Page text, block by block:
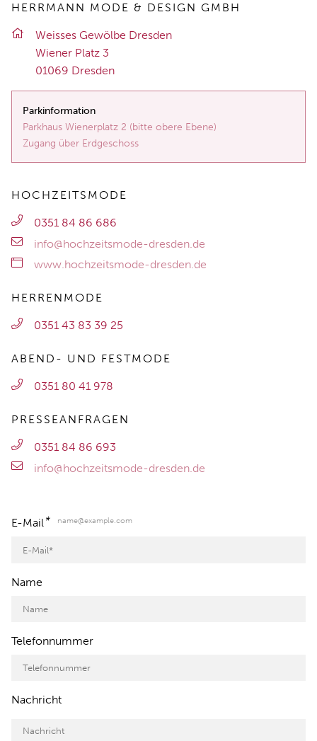
HERRMANN MODE & DESIGN GMBH
Weis­ses Ge­wöl­be Dres­den
Wie­ner Platz 3
01069 Dres­den
Parkinformation
Parkhaus Wienerplatz 2 (bitte obere Ebene)
Zugang über Erdgeschoss
HOCHZEITSMODE
0351 84 86 686
info@hochzeitsmode-dresden.de
www.hochzeitsmode-dresden.de
HERRENMODE
0351 43 83 39 25
ABEND- UND FESTMODE
0351 80 41 978
PRESSEANFRAGEN
0351 84 86 693
info@hochzeitsmode-dresden.de
E-Mail* name@example.com
Name
Telefonnummer
Nachricht